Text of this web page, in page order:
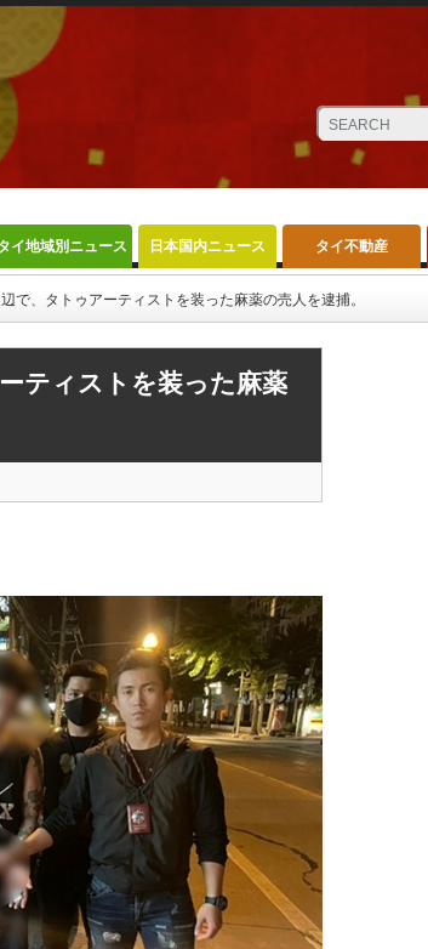
イ地域別ニュース 日本国内ニュース タイ不動産
で、タトゥアーティストを装った麻薬の売人を逮捕。
ティストを装った麻薬